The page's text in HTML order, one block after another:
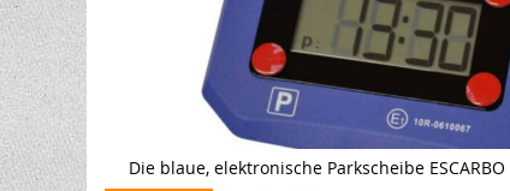
Die blaue, elektronische Parkscheibe ESCARBO